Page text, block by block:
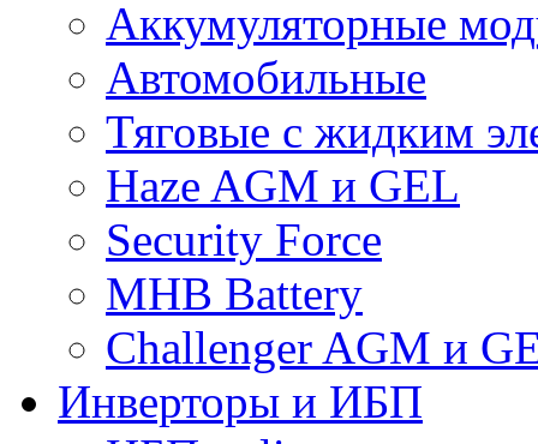
Аккумуляторные
Автомобильные
Тяговые с жидким
Haze AGM и GEL
Security Force
MHB Battery
Challenger AGM и
Инверторы и ИБП